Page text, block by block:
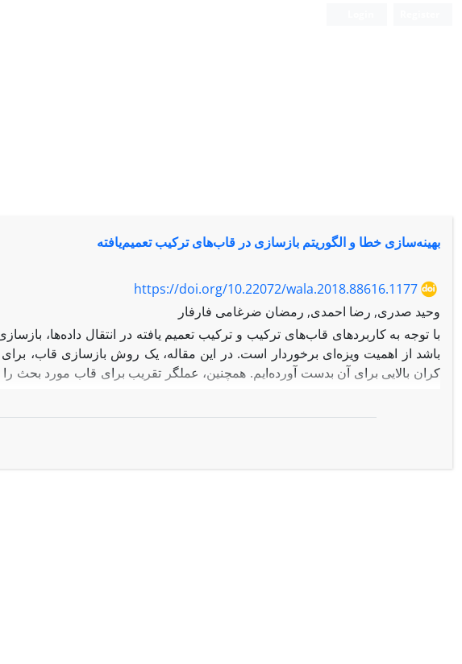
بهینه‌سازی خطا و الگوریتم بازسازی در قاب‌های ترکیب تعمیم‌یافته
https://doi.org/10.22072/wala.2018.88616.1177
وحید صدری, رضا احمدی, رمضان ضرغامی فارفار
با توجه به کاربردهای قاب‌های ترکیب و ترکیب تعمیم یافته در انتقال داده‌ها،
باشد از اهمیت ویزه‌ای برخوردار است. در این مقاله، یک روش بازسازی قاب،
کران بالایی برای آن بدست آورده‌ایم. همچنین، عملگر تقریب برای قاب مورد بحث